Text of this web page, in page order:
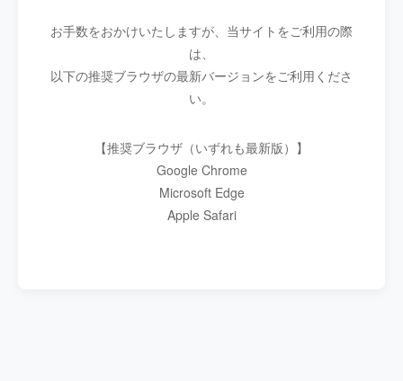
お手数をおかけいたしますが、当サイトをご利用の際
は、
以下の推奨ブラウザの最新バージョンをご利用くださ
い。
【推奨ブラウザ（いずれも最新版）】
Google Chrome
Microsoft Edge
Apple Safari